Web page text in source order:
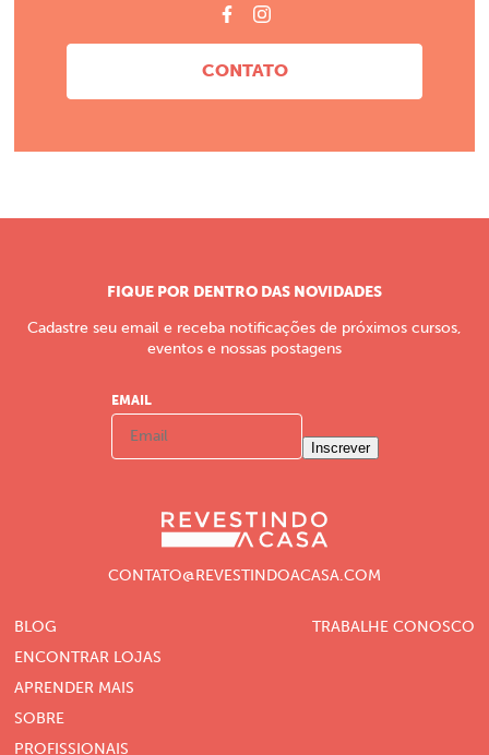
CONTATO
FIQUE POR DENTRO DAS NOVIDADES
Cadastre seu email e receba notificações de próximos cursos,
eventos e nossas postagens
EMAIL
Inscrever
CONTATO@REVESTINDOACASA.COM
BLOG
ENCONTRAR LOJAS
APRENDER MAIS
SOBRE
PROFISSIONAIS
TRABALHE CONOSCO